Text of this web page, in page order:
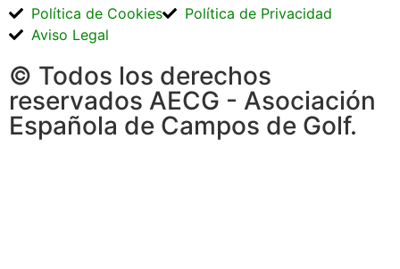
© Todos los derechos
reservados AECG - Asociación
Española de Campos de Golf.
Política de Cookies
Política de Privacidad
Aviso Legal